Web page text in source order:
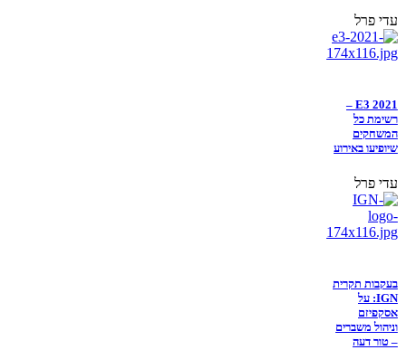
עדי פרל
E3 2021 –
רשימת כל
המשחקים
שיופיעו באירוע
עדי פרל
בעקבות תקרית
IGN: על
אסקפיזם
וניהול משברים
– טור דעה